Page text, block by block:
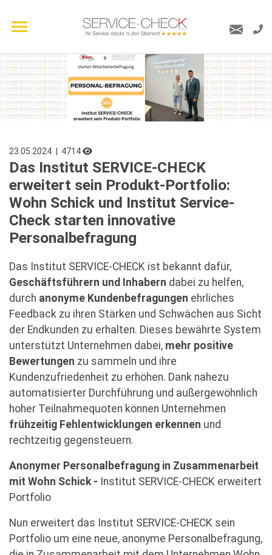
23.05.2024 | 4714
Das Institut SERVICE-CHECK
erweitert sein Produkt-Portfolio:
Wohn Schick und Institut Service-
Check starten innovative
Personalbefragung
Das Institut SERVICE-CHECK ist bekannt dafür,
Geschäftsführern und Inhabern dabei zu helfen,
durch anonyme Kundenbefragungen ehrliches
Feedback zu ihren Stärken und Schwächen aus Sicht
der Endkunden zu erhalten. Dieses bewährte System
unterstützt Unternehmen dabei, mehr positive
Bewertungen zu sammeln und ihre
Kundenzufriedenheit zu erhöhen. Dank nahezu
automatisierter Durchführung und außergewöhnlich
hoher Teilnahmequoten können Unternehmen
frühzeitig Fehlentwicklungen erkennen und
rechtzeitig gegensteuern.
Anonymer Personalbefragung in Zusammenarbeit
mit Wohn Schick - Institut SERVICE-CHECK erweitert
Portfolio
Nun erweitert das Institut SERVICE-CHECK sein
Portfolio um eine neue, anonyme Personalbefragung,